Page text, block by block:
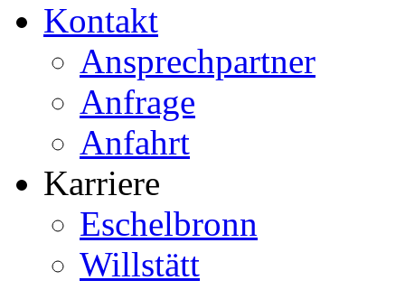
Kontakt
Ansprechpartner
Anfrage
Anfahrt
Karriere
Eschelbronn
Willstätt